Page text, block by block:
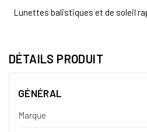
Lunettes balistiques et de soleil
DÉTAILS PRODUIT
GÉNÉRAL
Marque